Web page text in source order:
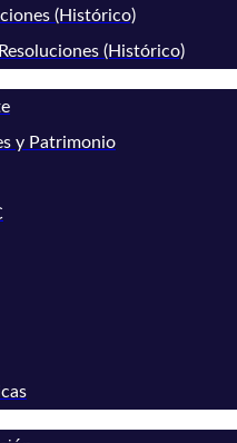
(Histórico)
(Histórico)
y Patrimonio